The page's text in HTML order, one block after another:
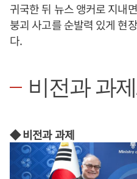
귀국한 뒤 뉴스 앵커로 지내
붕괴 사고를 순발력 있게 현
다.
비전과 과
◆ 비전과 과제